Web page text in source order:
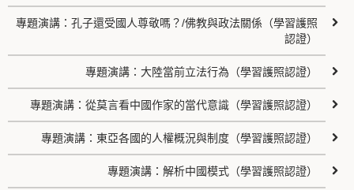
專題演講：孔子還受國人尊敬嗎？/佛教與政法關係（學習護照
認證）
專題演講：大陸當前立法行為（學習護照認證）
專題演講：從莫言看中國作家的當代意識（學習護照認證）
專題演講：東亞各國的人權概況與制度（學習護照認證）
專題演講：解析中國模式（學習護照認證）